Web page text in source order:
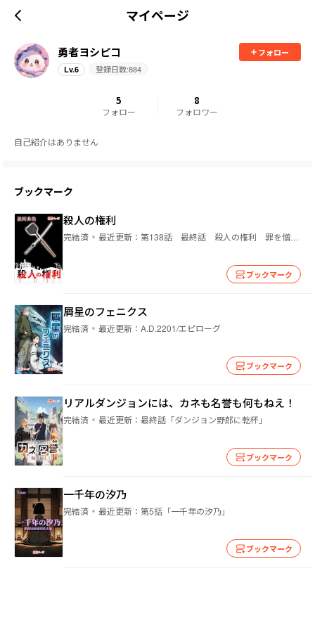
マイページ
勇者ヨシピコ
フォロー
Lv.6 登録日数:884
5
フォロー
8
フォロワー
自己紹介はありません
ブックマーク
殺人の権利
完結済 最近更新： 第138話 最終話 殺人の権利 罪を憎んで人も許さず
ブックマーク
屑星のフェニクス
完結済 最近更新： A.D.2201/エピローグ
ブックマーク
リアルダンジョンには、カネも名誉も何もねえ！
完結済 最近更新： 最終話「ダンジョン野郎に乾杯」
ブックマーク
一千年の汐乃
完結済 最近更新： 第5話「一千年の汐乃」
ブックマーク